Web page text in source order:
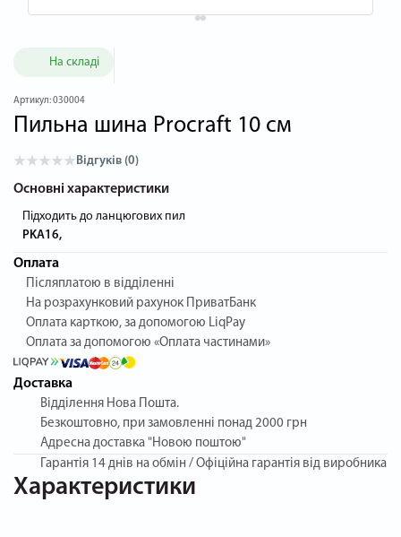
На складі
Артикул:030004
Пильна шина Procraft 10 см
Відгуків (0)
Основні характеристики
Підходить до ланцюгових пил
PKA16,
Оплата
Післяплатою в відділенні
На розрахунковий рахунок ПриватБанк
Оплата карткою, за допомогою LiqPay
Оплата за допомогою «Оплата частинами»
Доставка
Відділення Нова Пошта.
Безкоштовно, при замовленні понад 2000 грн
Адресна доставка "Новою поштою"
Гарантія 14 днів на обмін / Офіційна гарантія від виробника
Характеристики